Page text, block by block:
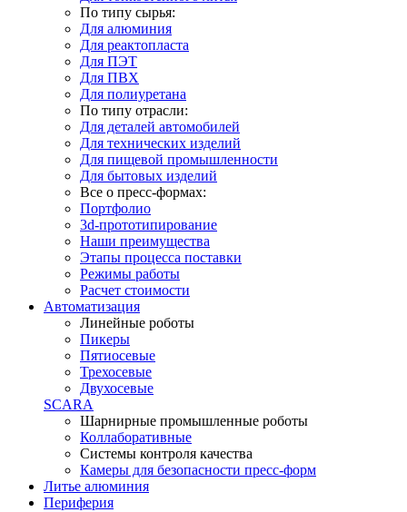
По типу сырья:
Для алюминия
Для реактопласта
Для ПЭТ
Для ПВХ
Для полиуретана
По типу отрасли:
Для деталей автомобилей
Для технических изделий
Для пищевой промышленности
Для бытовых изделий
Все о пресс-формах:
Портфолио
3d-прототипирование
Наши преимущества
Этапы процесса поставки
Режимы работы
Расчет стоимости
Автоматизация
Линейные роботы
Пикеры
Пятиосевые
Трехосевые
Двухосевые
SCARA
Шарнирные промышленные роботы
Коллаборативные
Системы контроля качества
Камеры для безопасности пресс-форм
Литье алюминия
Периферия